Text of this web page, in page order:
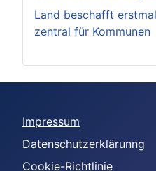
Land beschafft
zentral für Kommunen
Impressum
Datenschutzerklärunng
Cookie-Richtlinie